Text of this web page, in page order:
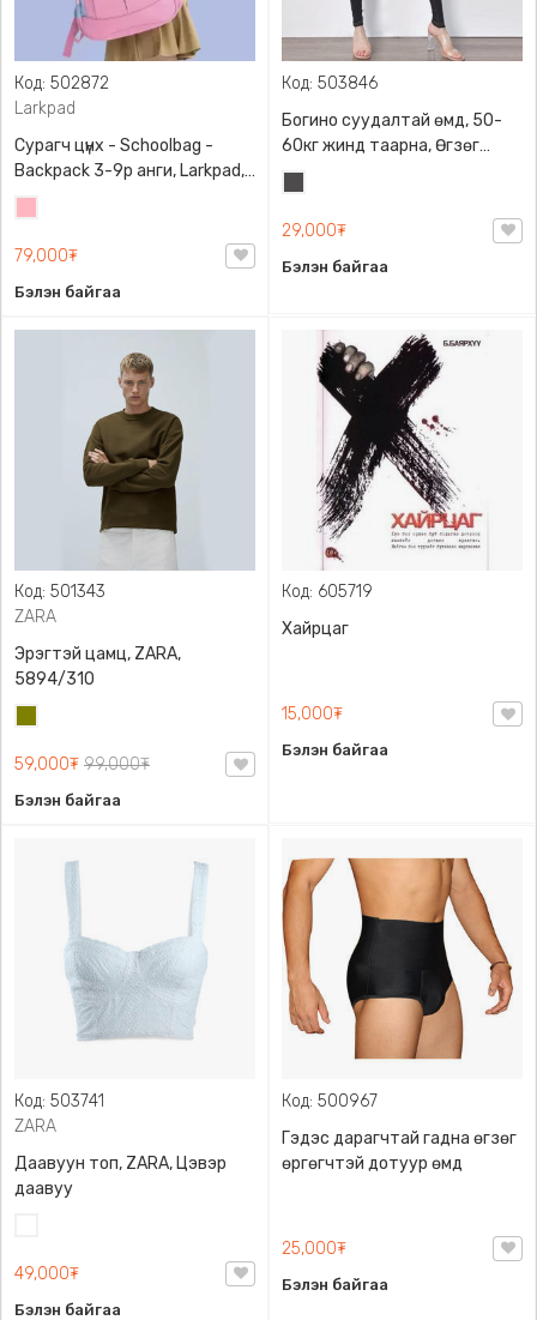
Код: 502872
Larkpad
Сурагч цүнх - Schoolbag -
Backpack 3-9р анги, Larkpad,
9009-10128, Цацруулагчтай,
Олон тасалгаатай
79,000₮
Бэлэн байгаа
Код: 503846
Богино суудалтай өмд, 50-
60кг жинд таарна, Өгзөг
өргөгчтэй
29,000₮
Бэлэн байгаа
Код: 501343
ZARA
Эрэгтэй цамц, ZARA,
5894/310
59,000₮ 99,000₮
Бэлэн байгаа
Код: 605719
Хайрцаг
15,000₮
Бэлэн байгаа
Код: 503741
ZARA
Даавуун топ, ZARA, Цэвэр
даавуу
49,000₮
Бэлэн байгаа
Код: 500967
Гэдэс дарагчтай гадна өгзөг
өргөгчтэй дотуур өмд
25,000₮
Бэлэн байгаа